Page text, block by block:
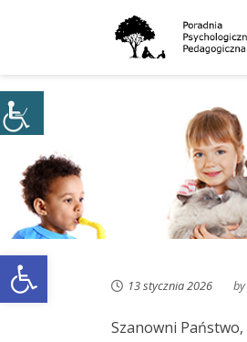
Open toolbar
13 stycznia 2026 by
Szanowni Państwo,